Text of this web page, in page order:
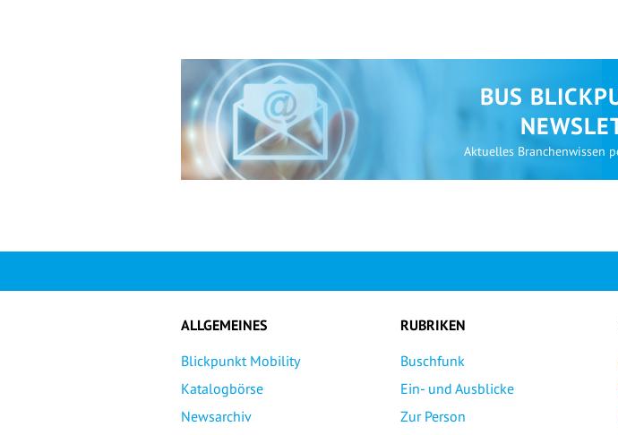
BUS
Aktuelles Branchenwissen
ALLGEMEINES
Blickpunkt Mobility
Katalogbörse
Newsarchiv
RUBRIKEN
Buschfunk
Ein- und Ausblicke
Zur Person